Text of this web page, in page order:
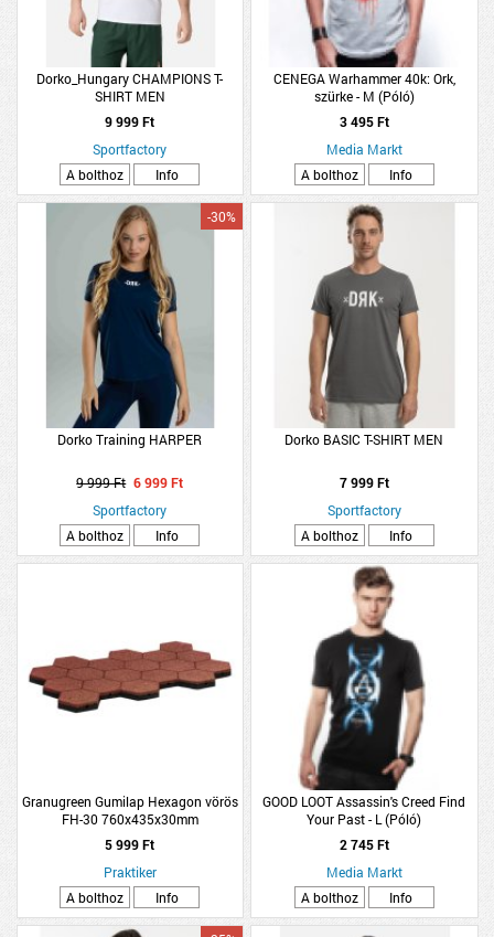
Dorko_Hungary CHAMPIONS T-
SHIRT MEN
9 999 Ft
Sportfactory
A bolthoz
Info
CENEGA Warhammer 40k: Ork,
szürke - M (Póló)
3 495 Ft
Media Markt
A bolthoz
Info
Dorko Training HARPER
-30%
9 999 Ft 6 999 Ft
Sportfactory
A bolthoz
Info
Dorko BASIC T-SHIRT MEN
7 999 Ft
Sportfactory
A bolthoz
Info
Granugreen Gumilap Hexagon vörös
FH-30 760x435x30mm
5 999 Ft
Praktiker
A bolthoz
Info
GOOD LOOT Assassin's Creed Find
Your Past - L (Póló)
2 745 Ft
Media Markt
A bolthoz
Info